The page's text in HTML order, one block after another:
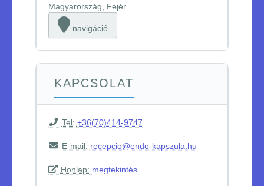
Magyarország, Fejér
navigáció
KAPCSOLAT
Tel: +36(70)414-9747
E-mail: recepcio@endo-kapszula.hu
Honlap: megtekintés